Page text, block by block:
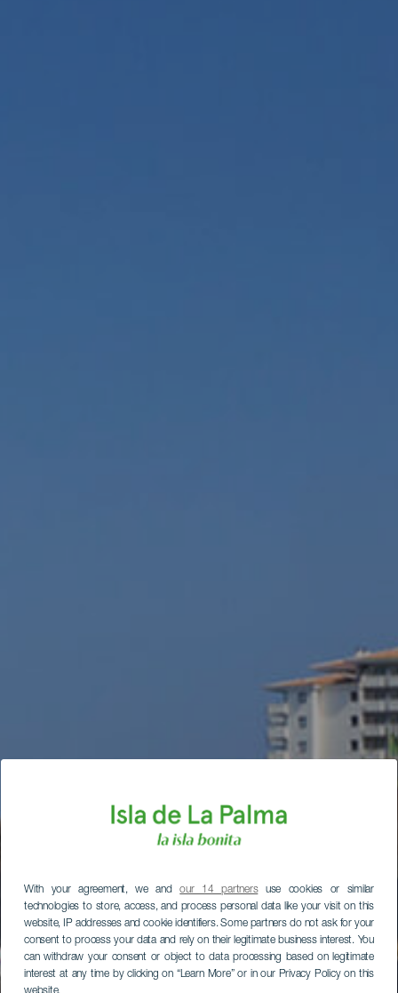
With your agreement, we andour 14 partnersuse cookies or similar
technologies to store, access, and process personal data like your visit on this
website, IP addresses and cookie identifiers. Some partners do not ask for your
consent to process your data and rely on their legitimate business interest. You
can withdraw your consent or object to data processing based on legitimate
interest at any time by clicking on “Learn More” or in our Privacy Policy on this